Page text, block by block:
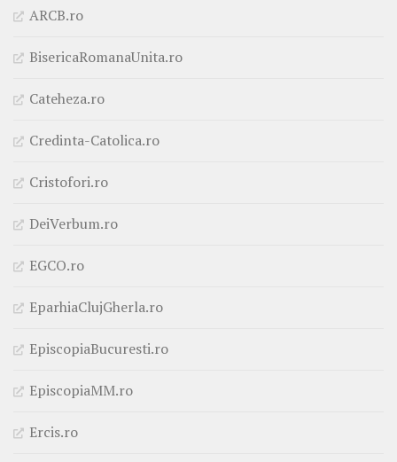
ARCB.ro
BisericaRomanaUnita.ro
Cateheza.ro
Credinta-Catolica.ro
Cristofori.ro
DeiVerbum.ro
EGCO.ro
EparhiaClujGherla.ro
EpiscopiaBucuresti.ro
EpiscopiaMM.ro
Ercis.ro